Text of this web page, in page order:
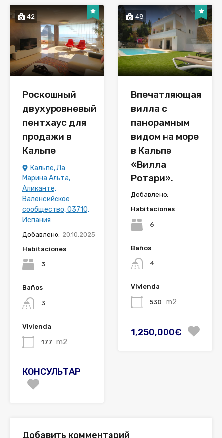
42
Роскошный
двухуровневый
пентхаус для
продажи в
Кальпе
Кальпе, Ла
Марина Альта,
Аликанте,
Валенсийское
сообщество, 03710,
Испания
Добавлено: 20.10.2025
Habitaciones
3
Baños
3
Vivienda
177 m2
КОНСУЛЬТАР
48
Впечатляющая
вилла с
панорамным
видом на море
в Кальпе
«Вилла
Ротари».
Добавлено:
Habitaciones
6
Baños
4
Vivienda
530 m2
1,250,000€
Добавить комментарий